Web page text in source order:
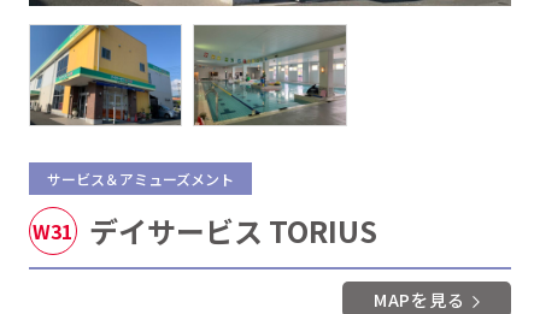
サービス＆アミューズメント
W31 デイサービス TORIUS
MAPを見る